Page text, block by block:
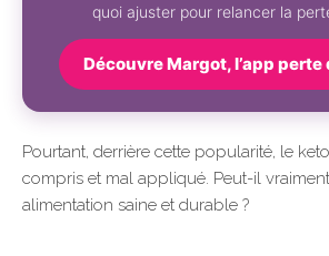
quoi ajuster pour relancer la
Découvre Margot, l’app
Pourtant, derrière cette popularité, le
compris et mal appliqué. Peut-il
alimentation saine et durable ?